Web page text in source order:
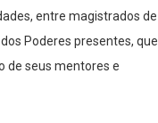
entre magistrados de
Poderes presentes, que
de seus mentores e